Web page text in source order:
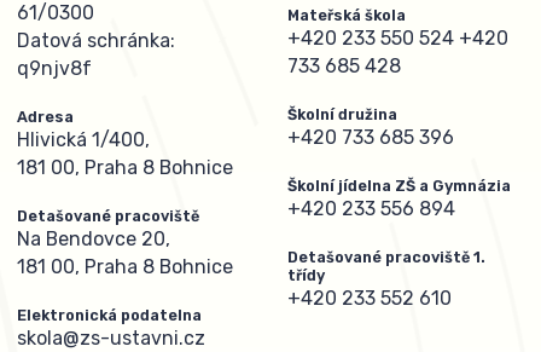
61/0300
Datová schránka:
q9njv8f
Adresa
Hlivická 1/400,
181 00, Praha 8 Bohnice
Detašované pracoviště
Na Bendovce 20,
181 00, Praha 8 Bohnice
Elektronická podatelna
skola@zs-ustavni.cz
Mateřská škola
+420 233 550 524 +420
733 685 428
Školní družina
+420 733 685 396
Školní jídelna ZŠ a Gymnázia
+420 233 556 894
Detašované pracoviště 1.
třídy
+420 233 552 610